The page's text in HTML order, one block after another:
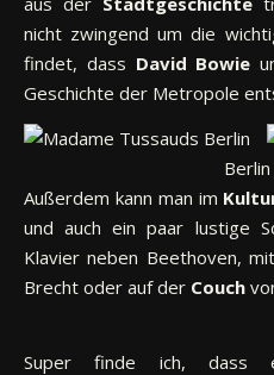
nicht zwingend um die
findet, dass David Bowie
Geschichte der Metropole
Außerdem kann man im
und auch ein paar lustige
Klavier neben Beethoven,
Brecht oder auf der Couch
Super finde ich, dass